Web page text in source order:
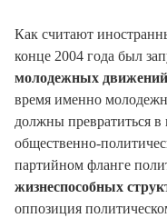
Как считают
конце 2004 года был
молодежных движений
время именно
должны превратиться в
общественно-
партийном фланге
жизнеспособных
оппозиция